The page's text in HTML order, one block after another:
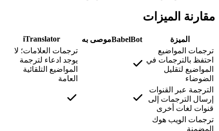
مقارنة الميزات
الميزة BabelBotموصى به
iTranslator
ترجمات المواضيع
احتفظ بالترجمات في
المواضيع لتقليل
الضوضاء
ترجمات العلامات؛ لا
يوجد ادعاء لترجمة
المواضيع التلقائية
العامة
الترجمة عبر القنوات
إرسال الترجمات إلى
قنوات لغات أخرى
ترجمات الويب هوك
المضمنة